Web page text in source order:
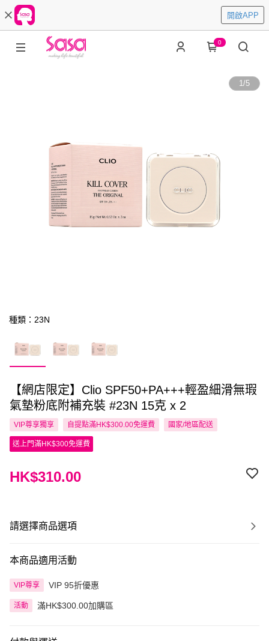
開啟APP
0
1/5
種類：23N
【網店限定】Clio SPF50+PA+++輕盈細滑無瑕
氣墊粉底附補充裝 #23N 15克 x 2
VIP尊享獨享 自提點滿HK$300.00免運費 國家/地區配送
送上門滿HK$300免運費
HK$310.00
請選擇商品選項
本商品適用活動
VIP尊享 VIP 95折優惠
活動 滿HK$300.00加購區